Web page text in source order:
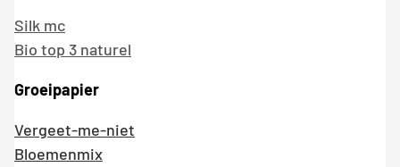
Silk mc
Bio top 3 naturel
Groeipapier
Vergeet-me-niet
Bloemenmix